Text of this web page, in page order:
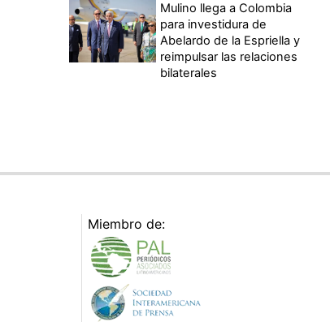
Mulino llega a Colombia
para investidura de
Abelardo de la Espriella y
reimpulsar las relaciones
bilaterales
Miembro de: